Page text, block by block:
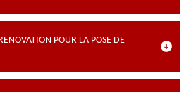
POUR LA POSE DE